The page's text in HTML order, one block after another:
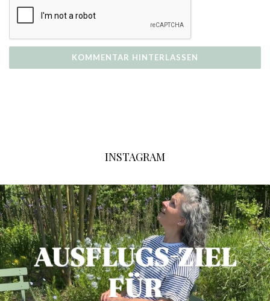
INSTAGRAM